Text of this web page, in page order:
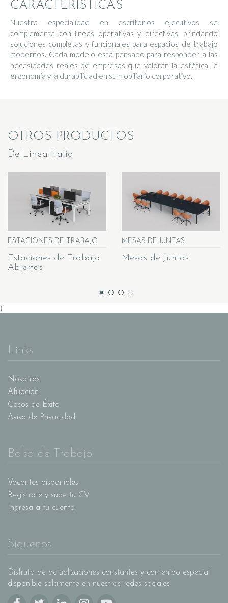
CARACTERÍSTICAS
Nuestra especialidad en escritorios ejecutivos se
complementa con líneas operativas y directivas, brindando
soluciones completas y funcionales para espacios de trabajo
modernos. Cada modelo está pensado para responder a las
necesidades reales de empresas que valoran la estética, la
ergonomía y la durabilidad en su mobiliario corporativo.
OTROS PRODUCTOS
De Línea Italia
ESTACIONES DE TRABAJO
Estaciones de Trabajo
Abiertas
MESAS DE JUNTAS
Mesas de Juntas
}
Links
Nosotros
Afiliación
Casos de Éxito
Aviso de Privacidad
Bolsa de Trabajo
Vacantes disponibles
Regístrate y sube tu CV
Ingresa a tu cuenta
Síguenos
Disfruta de actualizaciones constantes y contenido especial
disponible solamente en nuestras redes sociales